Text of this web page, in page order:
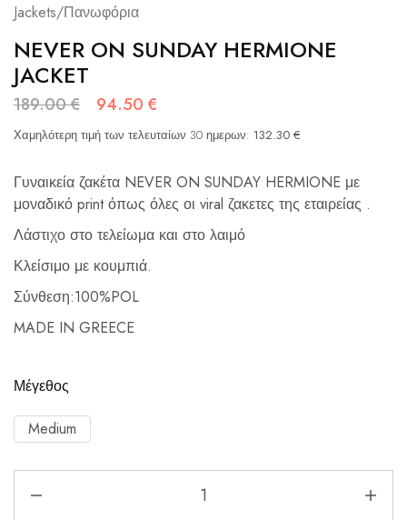
Jackets/Πανωφόρια
NEVER ON SUNDAY HERMIONE
JACKET
189.00€ 94.50 €
Χαμηλότερη τιμή των τελευταίων 30 ημερων: 132.30 €
Γυναικεία ζακέτα NEVER ON SUNDAY HERMIONE με
μοναδικό print όπως όλες οι viral ζακετες της εταιρείας .
Λάστιχο στο τελείωμα και στο λαιμό
Κλείσιμο με κουμπιά.
Σύνθεση:100%POL
MADE IN GREECE
Μέγεθος
Medium